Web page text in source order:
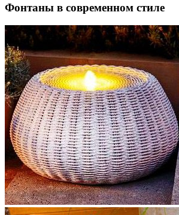
Фонтаны в современном стиле